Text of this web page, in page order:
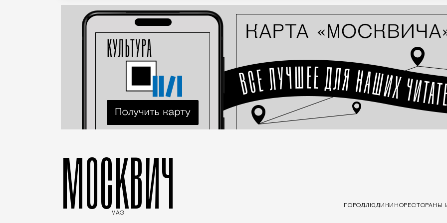
МОСКВИЧ
MAG
ГОРОДЛЮДИ КИНОРЕСТОРАНЫ